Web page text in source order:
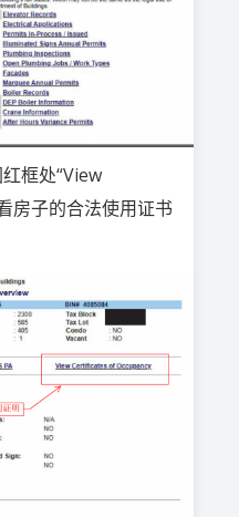
框处“View
房子的合法使用证书